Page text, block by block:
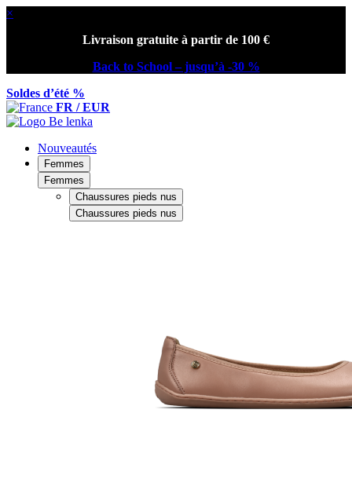
×
Livraison gratuite à partir de 100 €
Back to School – jusqu’à -30 %
Soldes d’été %
FR / EUR
Nouveautés
Femmes
Femmes
Chaussures pieds nus
Chaussures pieds nus